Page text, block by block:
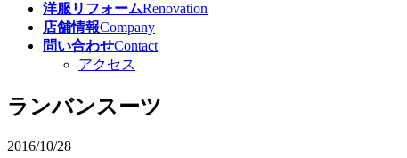
洋服リフォームRenovation
店舗情報Company
問い合わせContact
アクセス
ランバンスーツ
2016/10/28